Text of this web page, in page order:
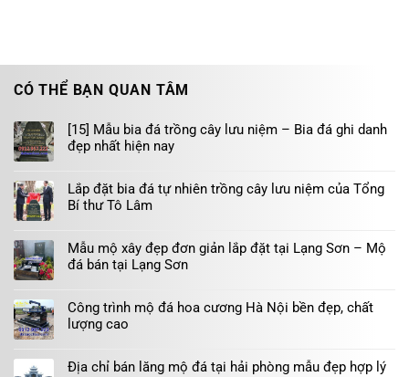
CÓ THỂ BẠN QUAN TÂM
[15] Mẫu bia đá trồng cây lưu niệm – Bia đá ghi danh
đẹp nhất hiện nay
Lắp đặt bia đá tự nhiên trồng cây lưu niệm của Tổng
Bí thư Tô Lâm
Mẫu mộ xây đẹp đơn giản lắp đặt tại Lạng Sơn – Mộ
đá bán tại Lạng Sơn
Công trình mộ đá hoa cương Hà Nội bền đẹp, chất
lượng cao
Địa chỉ bán lăng mộ đá tại hải phòng mẫu đẹp hợp lý